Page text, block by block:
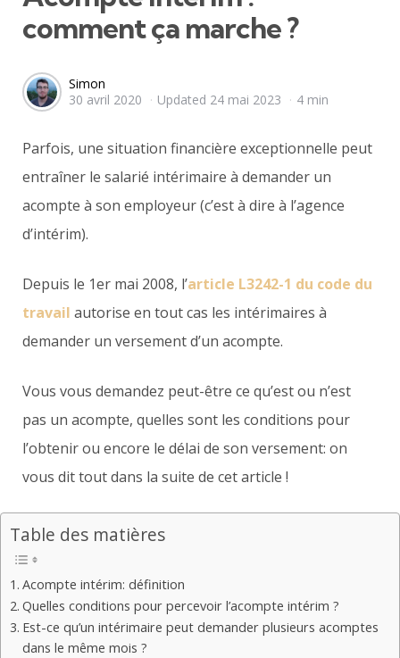
comment ça marche ?
Posted
by
Simon
30 avril 2020
Updated 24 mai 2023 4 min
Parfois, une situation financière exceptionnelle peut
entraîner le salarié intérimaire à demander un
acompte à son employeur (c’est à dire à l’agence
d’intérim).
Depuis le 1er mai 2008, l’article L3242-1 du code du
travail autorise en tout cas les intérimaires à
demander un versement d’un acompte.
Vous vous demandez peut-être ce qu’est ou n’est
pas un acompte, quelles sont les conditions pour
l’obtenir ou encore le délai de son versement: on
vous dit tout dans la suite de cet article !
Table des matières
Acompte intérim: définition
Quelles conditions pour percevoir l’acompte intérim ?
Est-ce qu’un intérimaire peut demander plusieurs acomptes
dans le même mois ?